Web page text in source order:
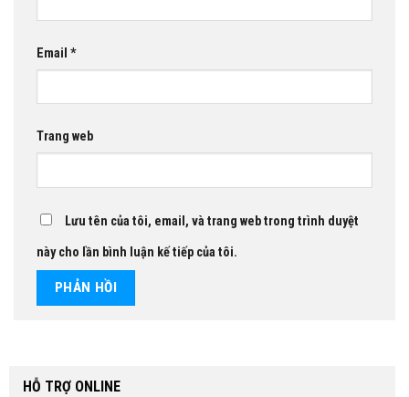
Email *
Trang web
Lưu tên của tôi, email, và trang web trong trình duyệt
này cho lần bình luận kế tiếp của tôi.
HỖ TRỢ ONLINE